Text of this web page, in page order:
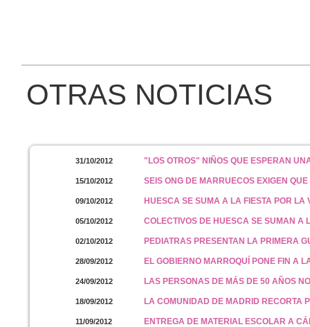
OTRAS NOTICIAS
31/10/2012 "LOS OTROS" NIÑOS QUE ESPERAN
15/10/2012 SEIS ONG DE MARRUECOS EXIGEN
09/10/2012 HUESCA SE SUMA A LA FIESTA POR
05/10/2012 COLECTIVOS DE HUESCA SE SUMAN A
02/10/2012 PEDIATRAS PRESENTAN LA PRIMERA
28/09/2012 EL GOBIERNO MARROQUÍ PONE FIN A
24/09/2012 LAS PERSONAS DE MÁS DE 50 AÑOS
18/09/2012 LA COMUNIDAD DE MADRID RECORTA
11/09/2012 ENTREGA DE MATERIAL ESCOLAR A